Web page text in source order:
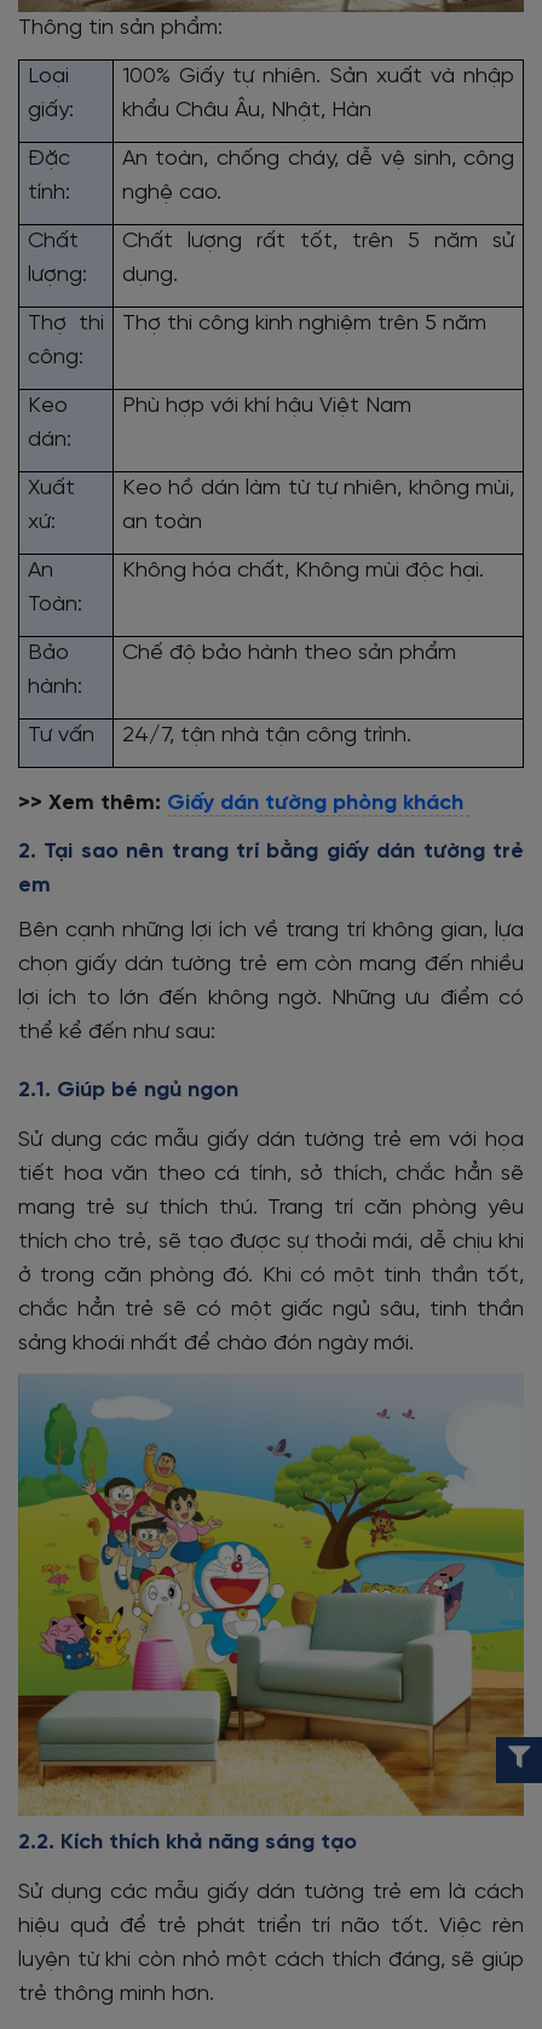
Thông tin sản phẩm:
Loại
giấy:
100% Giấy tự nhiên. Sản xuất và nhập
khẩu Châu Âu, Nhật, Hàn
Đặc
tính:
An toàn, chống cháy, dễ vệ sinh, công
nghệ cao.
Chất
lượng:
Chất lượng rất tốt, trên 5 năm sử
dụng.
Thợ thi
công:
Thợ thi công kinh nghiệm trên 5 năm
Keo
dán:
Phù hợp với khí hậu Việt Nam
Xuất
xứ:
Keo hồ dán làm từ tự nhiên, không mùi,
an toàn
An
Toàn:
Không hóa chất, Không mùi độc hại.
Bảo
hành:
Chế độ bảo hành theo sản phẩm
Tư vấn 24/7, tận nhà tận công trình.
>> Xem thêm: Giấy dán tường phòng khách
2. Tại sao nên trang trí bằng giấy dán tường trẻ
em
Bên cạnh những lợi ích về trang trí không gian, lựa
chọn giấy dán tường trẻ em còn mang đến nhiều
lợi ích to lớn đến không ngờ. Những ưu điểm có
thể kể đến như sau:
2.1. Giúp bé ngủ ngon
Sử dụng các mẫu giấy dán tường trẻ em với họa
tiết hoa văn theo cá tính, sở thích, chắc hẳn sẽ
mang trẻ sự thích thú. Trang trí căn phòng yêu
thích cho trẻ, sẽ tạo được sự thoải mái, dễ chịu khi
ở trong căn phòng đó. Khi có một tinh thần tốt,
chắc hẳn trẻ sẽ có một giấc ngủ sâu, tinh thần
sảng khoái nhất để chào đón ngày mới.
2.2. Kích thích khả năng sáng tạo
Sử dụng các mẫu giấy dán tường trẻ em là cách
hiệu quả để trẻ phát triển trí não tốt. Việc rèn
luyện từ khi còn nhỏ một cách thích đáng, sẽ giúp
trẻ thông minh hơn.